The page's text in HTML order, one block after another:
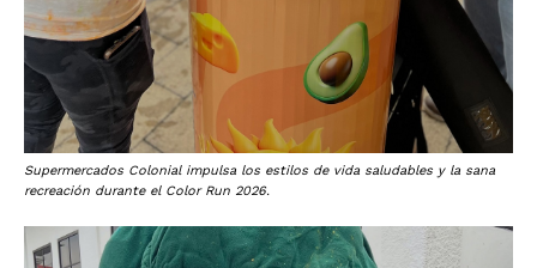
Supermercados Colonial impulsa los estilos de vida saludables y la sana
recreación durante el Color Run 2026.